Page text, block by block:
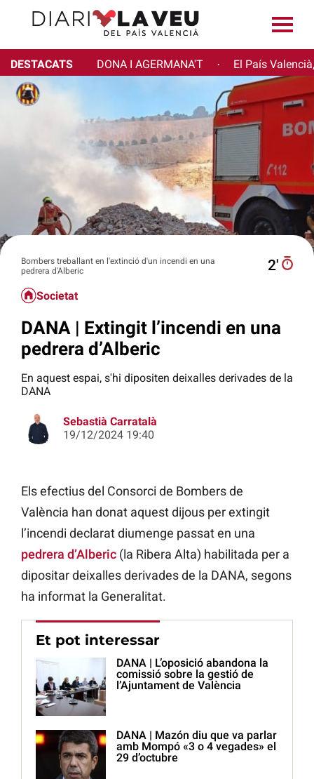
DESTACATS DONA I AGERMANA'T · El País
Bombers treballant en l'extinció d'un incendi en una
pedrera d'Alberic
2′
Societat
DANA | Extingit l’incendi en una
pedrera d’Alberic
En aquest espai, s'hi dipositen deixalles derivades de la
DANA
Sebastià Carratalà
19/12/2024 19:40
Els efectius del Consorci de Bombers de
València han donat aquest dijous per extingit
l’incendi declarat diumenge passat en una
pedrera d’Alberic (la Ribera Alta) habilitada per a
dipositar deixalles derivades de la DANA, segons
ha informat la Generalitat.
Et pot interessar
DANA | L’oposició abandona la
comissió sobre la gestió de
l’Ajuntament de València
DANA | Mazón diu que va parlar
amb Mompó «3 o 4 vegades» el
29 d’octubre